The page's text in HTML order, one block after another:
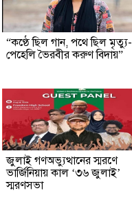
“কণ্ঠে ছিল গান, পথে ছিল মৃত্যু-
পেহেলি ভৈরবীর করুণ বিদায়”
জুলাই গণঅভ্যুত্থানের স্মরণে
ভার্জিনিয়ায় কাল ‘৩৬ জুলাই’
স্মরণসভা